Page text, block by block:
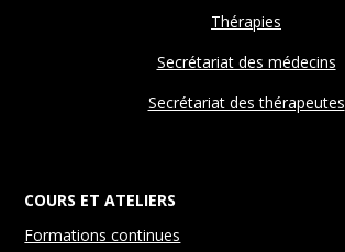
Thérapies
Secrétariat des médecins
Secrétariat des thérapeutes
COURS ET ATELIERS
Formations continues